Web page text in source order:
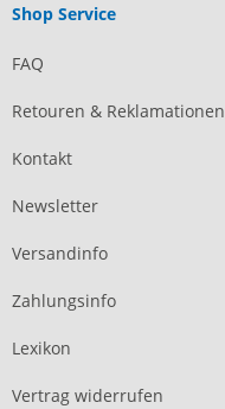
Shop Service
FAQ
Retouren & Reklamationen
Kontakt
Newsletter
Versandinfo
Zahlungsinfo
Lexikon
Vertrag widerrufen